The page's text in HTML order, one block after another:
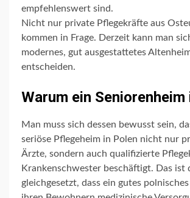
empfehlenswert sind.
Nicht nur private Pflegekräfte aus
kommen in Frage. Derzeit kann man
modernes, gut ausgestattetes
entscheiden.
Warum ein Seniorenheim
Man muss sich dessen bewusst sein,
seriöse Pflegeheim in Polen nicht nur
Ärzte, sondern auch qualifizierte
Krankenschwester beschäftigt. Das ist
gleichgesetzt, dass ein gutes